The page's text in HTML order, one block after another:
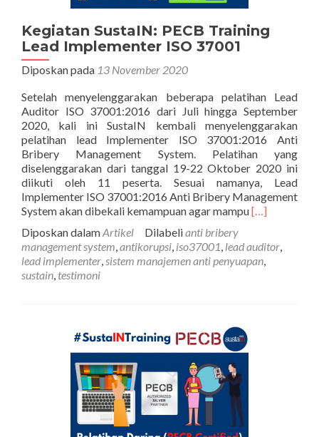
Kegiatan SustaIN: PECB Training
Lead Implementer ISO 37001
Diposkan pada 13 November 2020
Setelah menyelenggarakan beberapa pelatihan Lead
Auditor ISO 37001:2016 dari Juli hingga September
2020, kali ini SustaIN kembali menyelenggarakan
pelatihan lead Implementer ISO 37001:2016 Anti
Bribery Management System. Pelatihan yang
diselenggarakan dari tanggal 19-22 Oktober 2020 ini
diikuti oleh 11 peserta. Sesuai namanya, Lead
Implementer ISO 37001:2016 Anti Bribery Management
System akan dibekali kemampuan agar mampuSelengkapnya
PECB
Training
[…]
Diposkan dalamArtikel Dilabelianti bribery
management system,antikorupsi, iso37001, lead auditor,
lead implementer,sistem manajemen anti penyuapan,
sustain, testimoni